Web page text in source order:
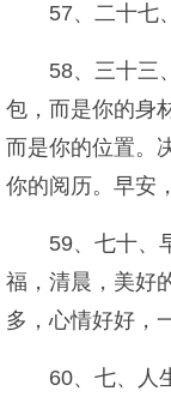
57、二十七
58、三十三
包，而是你的身
而是你的位置。
你的阅历。早安
59、七十、
福，清晨，美好
多，心情好好，
60、七、人